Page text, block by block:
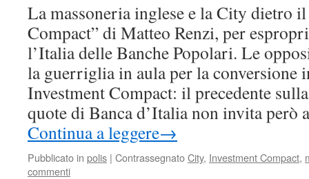
La massoneria inglese e la City dietro
Compact” di Matteo Renzi, per
l’Italia delle Banche Popolari. Le
la guerriglia in aula per la conversione
Investment Compact: il precedente
quote di Banca d’Italia non invita però
Continua a leggere→
Pubblicato in polis | ContrassegnatoCity, Investment Compact,
commenti